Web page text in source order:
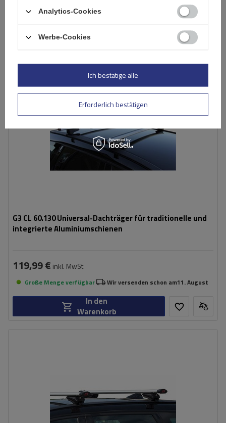
G3 CL 60.130 Universal-Dachträger für traditionelle und
integrierte Aluminiumschienen
119,99 € inkl. MwSt
Große Menge verfügbar Wir versenden schon am11. August
In den
Warenkorb
Analytics-Cookies
Werbe-Cookies
Erforderlich bestätigen
Ich bestätige alle